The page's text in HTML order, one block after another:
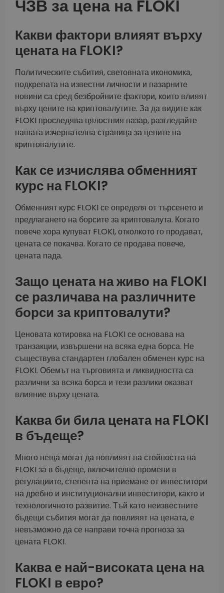
ЧЗВ за цена на FLOKI
Какви фактори влияят върху
цената на FLOKI?
Политическите събития, световната икономика,
подкрепата на известни личности и пазарните
новини са сред безбройните фактори, които влияят
върху цените на криптовалутите. За да видите как
FLOKI проследява цялостния пазар, разгледайте
нашата изчерпателна страница за цените на
криптовалутите.
Как се изчислява обменният
курс на FLOKI?
Обменният курс FLOKI се определя от търсенето и
предлагането на борсите за криптовалута. Когато
повече хора купуват FLOKI, отколкото го продават,
цената се покачва. Когато се продава повече,
цената пада.
Защо цената на живо на FLOKI
се различава на различните
борси за криптовалути?
Ценовата котировка на FLOKI се основава на
транзакции, извършени на всяка една борса. Не
съществува стандартен глобален обменен курс на
FLOKI. Обемът на търговията и ликвидността са
различни за всяка борса и тези разлики оказват
влияние върху цената.
Каква би била цената на FLOKI
в бъдеще?
Много неща могат да повлияят на стойността на
FLOKI за в бъдеще, включително промени в
регулациите, степента на приемане от инвеститори
на дребно и институционални инвеститори, както и
технологичното развитие. Тъй като неизвестните
бъдещи събития могат да повлияят на цената, е
невъзможно да се направи точна прогноза за
цената FLOKI.
Каква е най-високата цена на
FLOKI в евро?